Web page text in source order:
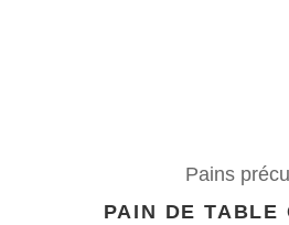
Pains
PAIN DE TABLE